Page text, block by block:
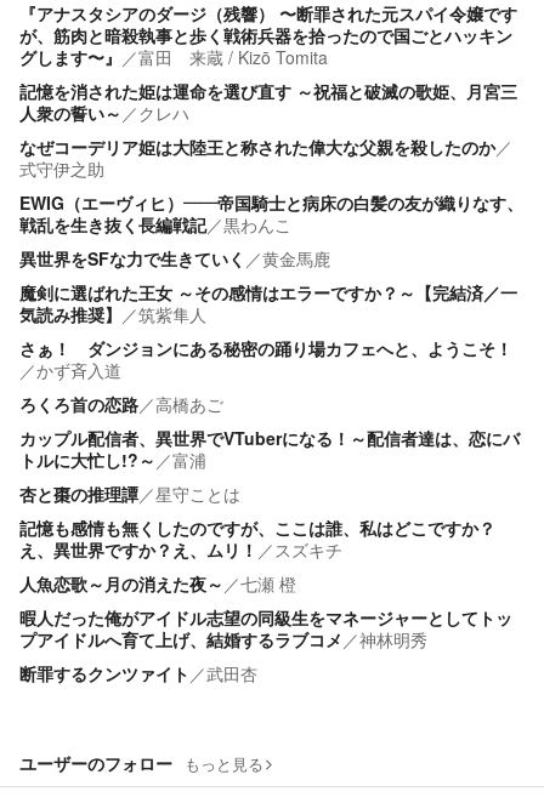
『アナスタシアのダージ（残響） 〜断罪された元スパイ令嬢です
が、筋肉と暗殺執事と歩く戦術兵器を拾ったので国ごとハッキン
グします〜』 ／富田 来蔵 / Kizō Tomita
記憶を消された姫は運命を選び直す ～祝福と破滅の歌姫、月宮三
人衆の誓い～ ／クレハ
なぜコーデリア姫は大陸王と称された偉大な父親を殺したのか／
式守伊之助
EWIG（エーヴィヒ）――帝国騎士と病床の白髪の友が織りなす、
戦乱を生き抜く長編戦記／黒わんこ
異世界をSFな力で生きていく ／黄金馬鹿
魔剣に選ばれた王女 ～その感情はエラーですか？～【完結済／一
気読み推奨】 ／筑紫隼人
さぁ！ ダンジョンにある秘密の踊り場カフェへと、ようこそ！
／かず斉入道
ろくろ首の恋路／高橋あご
カップル配信者、異世界でVTuberになる！～配信者達は、恋にバ
トルに大忙し!?～ ／富浦
杏と棗の推理譚／星守ことは
記憶も感情も無くしたのですが、ここは誰、私はどこですか？
え、異世界ですか？え、ムリ！ ／スズキチ
人魚恋歌～月の消えた夜～ ／七瀬 橙
暇人だった俺がアイドル志望の同級生をマネージャーとしてトッ
プアイドルへ育て上げ、結婚するラブコメ ／神林明秀
断罪するクンツァイト ／武田杏
ユーザーのフォロー もっと見る